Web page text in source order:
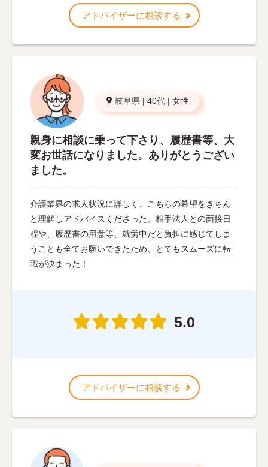
アドバイザーに相談する
岐阜県 | 40代 | 女性
親身に相談に乗って下さり、履歴書等、大
変お世話になりました。ありがとうござい
ました。
介護業界の求人状況に詳しく、こちらの希望をきちん
と理解しアドバイスくださった。相手法人との面接日
程や、履歴書の用意等、就労中だと負担に感じてしま
うことも全てお願いできたため、とてもスムーズに転
職が決まった！
5.0
アドバイザーに相談する